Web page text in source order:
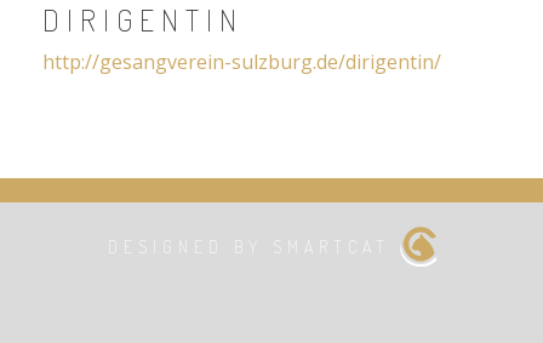
DIRIGENTIN
http://gesangverein-sulzburg.de/dirigentin/
DESIGNED BY SMARTCAT